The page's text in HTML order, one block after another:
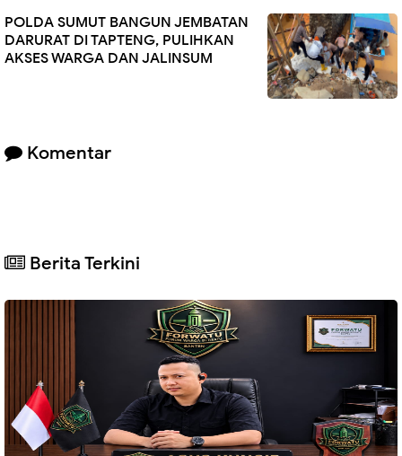
POLDA SUMUT BANGUN JEMBATAN
DARURAT DI TAPTENG, PULIHKAN
AKSES WARGA DAN JALINSUM
Komentar
Berita Terkini